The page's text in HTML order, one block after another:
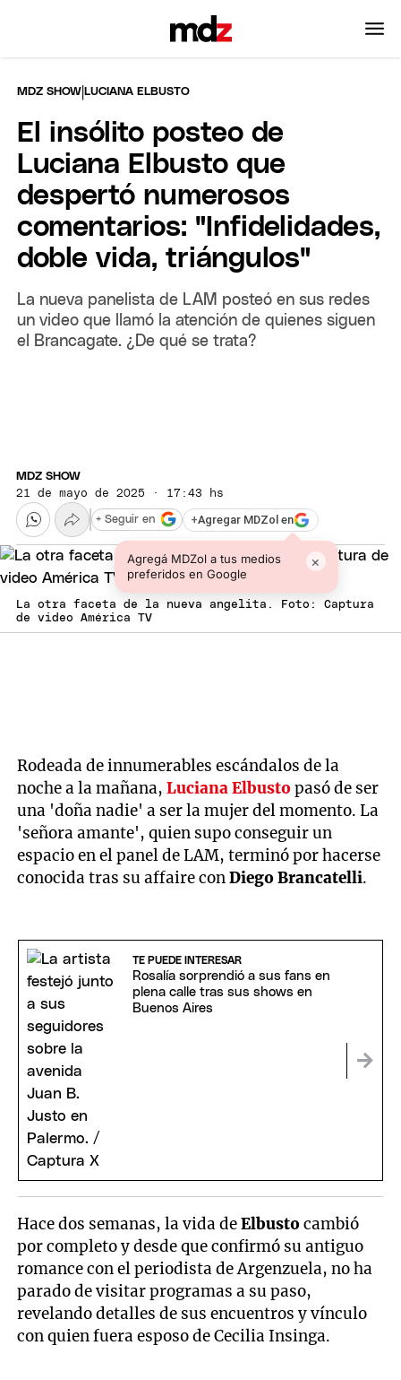
MDZ SHOW |LUCIANA ELBUSTO
El insólito posteo de
Luciana Elbusto que
despertó numerosos
comentarios: "Infidelidades,
doble vida, triángulos"
La nueva panelista de LAM posteó en sus redes
un video que llamó la atención de quienes siguen
el Brancagate. ¿De qué se trata?
MDZ SHOW
21 de mayo de 2025 · 17:43 hs
+Agregar MDZol en
Agregá MDZol a tus medios
preferidos en Google
×
+ Seguir en
La otra faceta de la nueva angelita. Foto: Captura
de video América TV
Rodeada de innumerables escándalos de la
noche a la mañana, Luciana Elbustopasó de ser
una 'doña nadie' a ser la mujer del momento. La
'señora amante', quien supo conseguir un
espacio en el panel de LAM, terminó por hacerse
conocida tras su affaire conDiego Brancatelli.
TE PUEDE INTERESAR
Rosalía sorprendió a sus fans en
plena calle tras sus shows en
Buenos Aires
Hace dos semanas, la vida deElbustocambió
por completo y desde que confirmó su antiguo
romance con el periodista de Argenzuela, no ha
parado de visitar programas a su paso,
revelando detalles de sus encuentros y vínculo
con quien fuera esposo de Cecilia Insinga.